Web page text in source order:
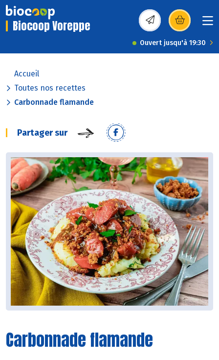
Biocoop Voreppe (s’ouvre dans une
Ouvert jusqu'à 19:30
Accueil
Toutes nos recettes
Carbonnade flamande
Partager sur
Carbonnade flamande